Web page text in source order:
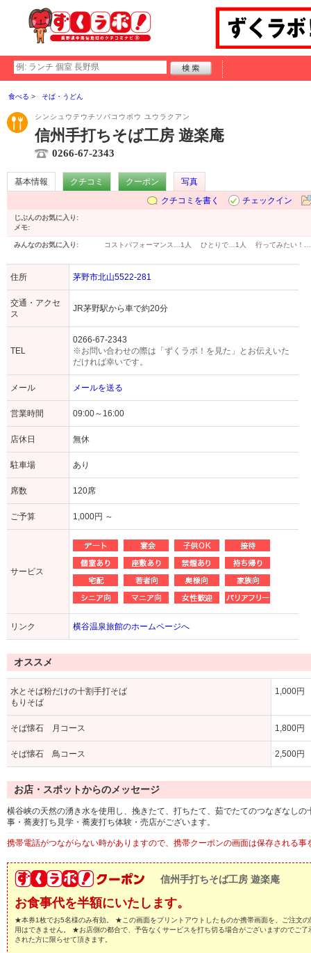
食べる そば・うどん
シンシュウテウチソバコウボウ ユウラクアン
信州手打ちそば工房 遊楽庵
0266-67-2343
基本情報 クチコミ クーポン
写真
クチコミを書く
チェックイン
じぶんのお気に入り:
メモ:
みんなのお気に入り: コストパフォーマンス… 1人 ひとりで… 1人 行ってみたい！…
住所 茅野市北山5522-281
交通・アクセ
ス
JR茅野駅から車で約20分
TEL
0266-67-2343
※お問い合わせの際は「ずくラボ！を見た」とお伝えいた
だければ幸いです。
メール メールを送る
営業時間 09:00～16:00
店休日 無休
駐車場 あり
席数 120席
ご予算 1,000円 ～
サービス
リンク 横谷温泉旅館のホームページへ
オススメ
水とそば粉だけの十割手打そば
もりそば
1,000円
そば懐石 月コース 1,800円
そば懐石 鳥コース 2,500円
お店・スポットからのメッセージ
横谷峡の天然の湧き水を使用し、挽きたて、打ちたて、茹でたてのつなぎなし
事・蕎麦打ち見学・蕎麦打ち体験・売店がございます。
携帯電話がつながらない時がありますので、携帯クーポンの画面は保存される事
信州手打ちそば工房 遊楽庵
お食事代を半額にいたします。
★本券1枚でお5名様のみ有効。 ★この画面をプリントアウトしたものか携帯画面を、ご注文
用はできません。 ★お店側の都合で、予告なくサービスを打ち切る場合がございますのでご
された方に限らせて頂きます。